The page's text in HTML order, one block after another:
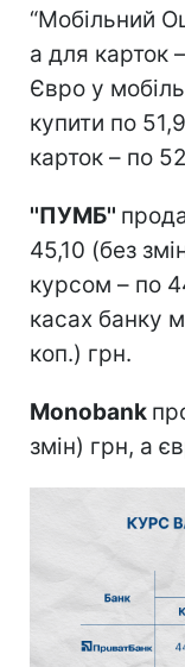
“Мобільний
а для карток
Євро у
купити по
карток – по
''ПУМБ''
45,10 (без
курсом – по
касах банку
коп.) грн.
Monobank
змін) грн, а